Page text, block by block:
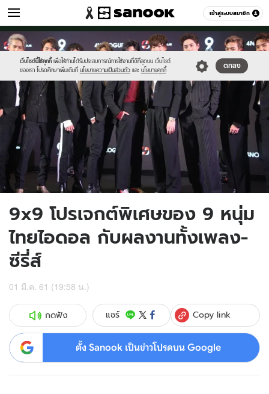
เข้าสู่ระบบสมาชิก
เพลง หมวดอื่นๆ
เว็บไซต์นี้ใช้คุกกี้ เพื่อให้ท่านได้รับประสบการณ์การใช้งานที่ดีที่สุดบน เว็บไซต์
ของเรา โปรดศึกษาเพิ่มเติมที่ นโยบายความเป็นส่วนตัว และ นโยบายคุกกี้
ตกลง
Sanook
//s.isanook.com/sr/0/images/logo-
new-
sanook.png
600
60
//s.isanook.com/jo/0/ud/479/2395721/thumb-
9x9.jpg
9x9 โปรเจกต์พิเศษของ 9 หนุ่ม
ไทยไอดอล กับผลงานทั้งเพลง-
ซีรี่ส์
01 มี.ค. 61 (19:58 น.)
กดฟัง แชร์ Copy link
ตั้ง Sanook เป็นข่าวโปรดบน Google